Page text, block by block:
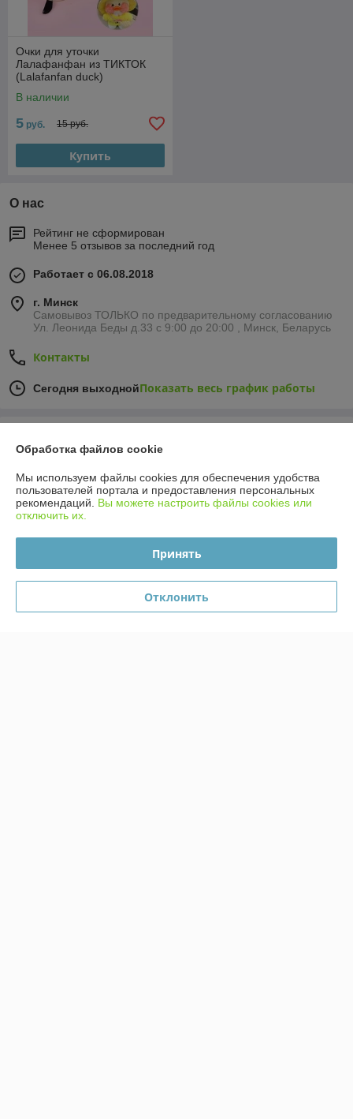
Очки для уточки
Лалафанфан из ТИКТОК
(Lalafanfan duck)
В наличии
5 руб. 15 руб.
Купить
О нас
Рейтинг не сформирован
Менее 5 отзывов за последний год
Работает с 06.08.2018
г. Минск
Самовывоз ТОЛЬКО по предварительному согласованию
Ул. Леонида Беды д.33 с 9:00 до 20:00 , Минск, Беларусь
Контакты
Сегодня выходнойПоказать весь график работы
27.07.2026
иван
Сделка подтверждена через корзину
Обработка файлов cookie
Мы используем файлы cookies для обеспечения удобства
пользователей портала и предоставления персональных
рекомендаций. Вы можете настроить файлы cookies или
отключить их.
Принять
Отклонить